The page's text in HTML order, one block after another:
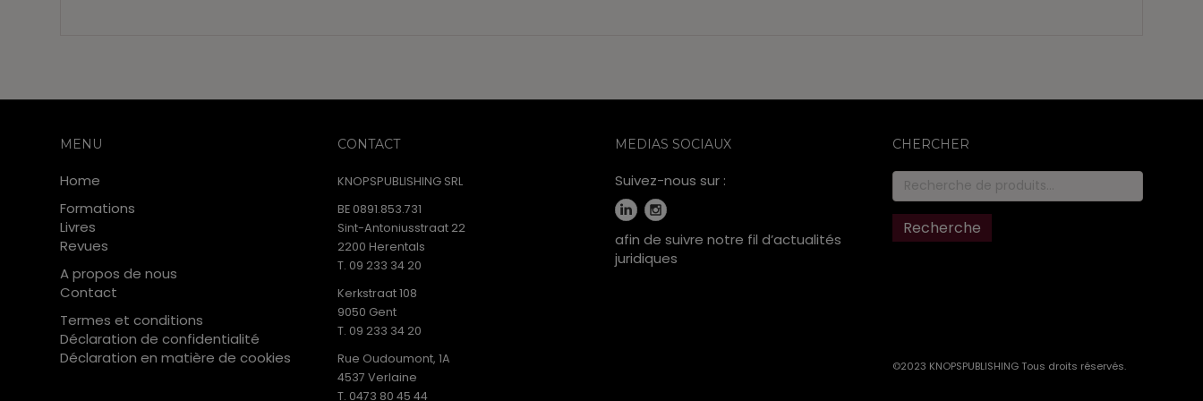
MENU
Home
Formations
Livres
Revues
A propos de nous
Contact
Termes et conditions
Déclaration de confidentialité
Déclaration en matière de cookies
CONTACT
KNOPSPUBLISHING SRL
BE 0891.853.731
Sint-Antoniusstraat 22
2200 Herentals
T. 09 233 34 20
Kerkstraat 108
9050 Gent
T. 09 233 34 20
Rue Oudoumont, 1A
4537 Verlaine
T. 0473 80 45 44
MEDIAS SOCIAUX
Suivez-nous sur :
afin de suivre notre fil d’actualités
juridiques
CHERCHER
Recherche
pour :
Recherche
©2023 KNOPSPUBLISHING Tous droits réservés.